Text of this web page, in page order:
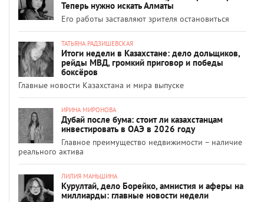
Теперь нужно искать Алматы
Его работы заставляют зрителя остановиться
ТАТЬЯНА РАДЗИШЕВСКАЯ
Итоги недели в Казахстане: дело дольщиков,
рейды МВД, громкий приговор и победы
боксёров
Главные новости Казахстана и мира выпуске
ИРИНА МИРОНОВА
Дубай после бума: стоит ли казахстанцам
инвестировать в ОАЭ в 2026 году
Главное преимущество недвижимости – наличие
реального актива
ЛИЛИЯ МАНЬШИНА
Курултай, дело Борейко, амнистия и аферы на
миллиарды: главные новости недели